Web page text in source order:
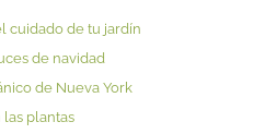
cuidado de tu jardín
de navidad
de Nueva York
las plantas